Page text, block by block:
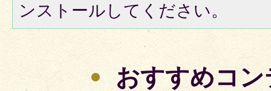
ンストールしてください。
おすすめコ